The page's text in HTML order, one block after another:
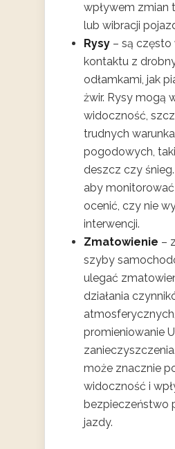
wpływem zmian
lub wibracji
Rysy – są często
kontaktu z
odłamkami, jak
żwir. Rysy mogą
widoczność,
trudnych
pogodowych,
deszcz czy
aby
ocenić, czy nie
interwencji.
Zmatowienie –
szyby
ulegać
działania
promieniowanie
może znacznie
widoczność i
bezpieczeństwo
jazdy.